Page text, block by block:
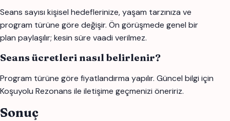
Seans sayısı kişisel hedeflerinize, yaşam tarzınıza ve
program türüne göre değişir. Ön görüşmede genel bir
plan paylaşılır; kesin süre vaadi verilmez.
Seans ücretleri nasıl belirlenir?
Program türüne göre fiyatlandırma yapılır. Güncel bilgi için
Koşuyolu Rezonans ile iletişime geçmenizi öneririz.
Sonuç